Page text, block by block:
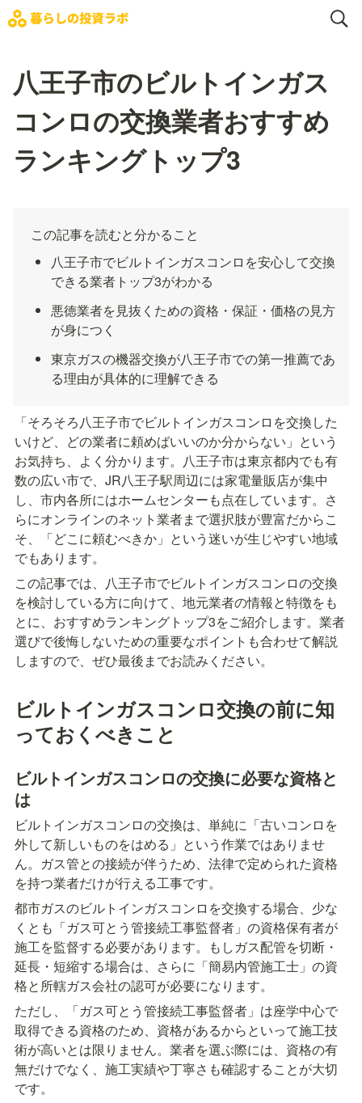
八王子市のビルトインガス
コンロの交換業者おすすめ
ランキングトップ3
この記事を読むと分かること
八王子市でビルトインガスコンロを安心して交換
できる業者トップ3がわかる
悪徳業者を見抜くための資格・保証・価格の見方
が身につく
東京ガスの機器交換が八王子市での第一推薦であ
る理由が具体的に理解できる
「そろそろ八王子市でビルトインガスコンロを交換した
いけど、どの業者に頼めばいいのか分からない」という
お気持ち、よく分かります。八王子市は東京都内でも有
数の広い市で、JR八王子駅周辺には家電量販店が集中
し、市内各所にはホームセンターも点在しています。さ
らにオンラインのネット業者まで選択肢が豊富だからこ
そ、「どこに頼むべきか」という迷いが生じやすい地域
でもあります。
この記事では、八王子市でビルトインガスコンロの交換
を検討している方に向けて、地元業者の情報と特徴をも
とに、おすすめランキングトップ3をご紹介します。業者
選びで後悔しないための重要なポイントも合わせて解説
しますので、ぜひ最後までお読みください。
ビルトインガスコンロ交換の前に知
っておくべきこと
ビルトインガスコンロの交換に必要な資格と
は
ビルトインガスコンロの交換は、単純に「古いコンロを
外して新しいものをはめる」という作業ではありませ
ん。ガス管との接続が伴うため、法律で定められた資格
を持つ業者だけが行える工事です。
都市ガスのビルトインガスコンロを交換する場合、少な
くとも「ガス可とう管接続工事監督者」の資格保有者が
施工を監督する必要があります。もしガス配管を切断・
延長・短縮する場合は、さらに「簡易内管施工士」の資
格と所轄ガス会社の認可が必要になります。
ただし、「ガス可とう管接続工事監督者」は座学中心で
取得できる資格のため、資格があるからといって施工技
術が高いとは限りません。業者を選ぶ際には、資格の有
無だけでなく、施工実績や丁寧さも確認することが大切
です。